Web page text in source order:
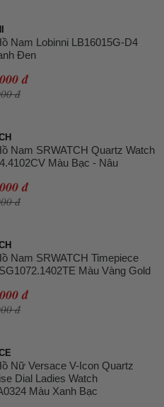
Nam Lobinni LB16015G-D4
Đen
đ
đ
Nam SRWATCH Quartz Watch
Màu Bạc - Nâu
đ
đ
Nam SRWATCH Timepiece
Màu Vàng Gold
đ
đ
Nữ Versace V-Icon Quartz
Dial Ladies Watch
Màu Xanh Bạc